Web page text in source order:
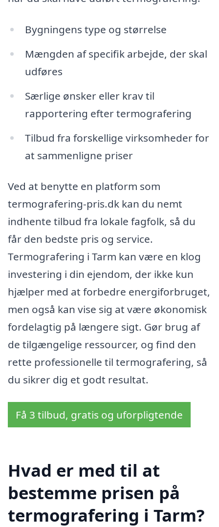
Bygningens type og størrelse
Mængden af specifik arbejde, der skal
udføres
Særlige ønsker eller krav til
rapportering efter termografering
Tilbud fra forskellige virksomheder for
at sammenligne priser
Ved at benytte en platform som
termografering-pris.dk kan du nemt
indhente tilbud fra lokale fagfolk, så du
får den bedste pris og service.
Termografering i Tarm kan være en klog
investering i din ejendom, der ikke kun
hjælper med at forbedre energiforbruget,
men også kan vise sig at være økonomisk
fordelagtig på længere sigt. Gør brug af
de tilgængelige ressourcer, og find den
rette professionelle til termografering, så
du sikrer dig et godt resultat.
Få 3 tilbud, gratis og uforpligtende
Hvad er med til at
bestemme prisen på
termografering i Tarm?